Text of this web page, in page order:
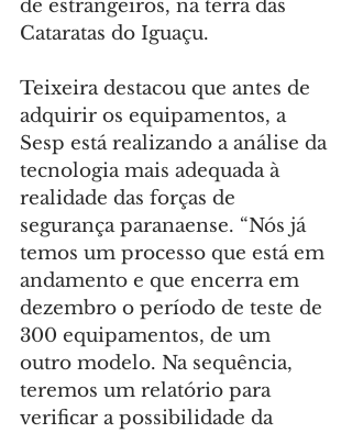
de estrangeiros, na terra das
Cataratas do Iguaçu.
Teixeira destacou que antes de
adquirir os equipamentos, a
Sesp está realizando a análise da
tecnologia mais adequada à
realidade das forças de
segurança paranaense. “Nós já
temos um processo que está em
andamento e que encerra em
dezembro o período de teste de
300 equipamentos, de um
outro modelo. Na sequência,
teremos um relatório para
verificar a possibilidade da